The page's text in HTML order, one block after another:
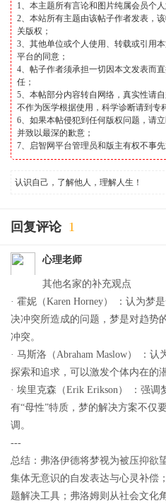
1、本主题所有言论和图片纯属会员个
2、本站所有主题由该帖子作者发表，
关版权；
3、其他单位或个人使用、转载或引用
平台的同意；
4、帖子作者须承担一切因本文发表而
任；
5、本帖部分内容转自网络，真实性请
不作为医学根据使用，科学诊断请到专
6、如果本帖侵犯到任何版权问题，请
并致以最深的歉意；
7、启智网平台管理员和版主有权不事
认识自己，了解他人，理解人生！
回复评论 1
心理老师
其他名家的补充观点
· 霍妮（Karen Horney） ：认为梦
决冲突所造成的问题，梦是对趋势
冲突。
· 马斯洛（Abraham Maslow） ：
探索和追求，可以激发个体内在的
· 埃里克森（Erik Erikson） ：强
有“母性”特质，梦的解决方案不仅
调。
---
总结：弗洛伊德将梦视为被压抑欲
集体无意识的自发表达与心灵补偿
题解决工具；弗洛姆则从社会文化